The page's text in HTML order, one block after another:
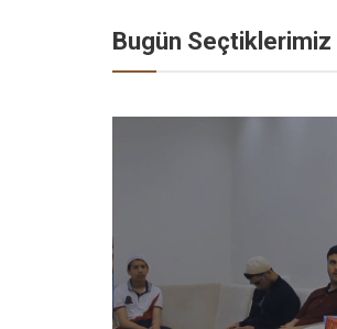
Bugün Seçtiklerimiz
HD